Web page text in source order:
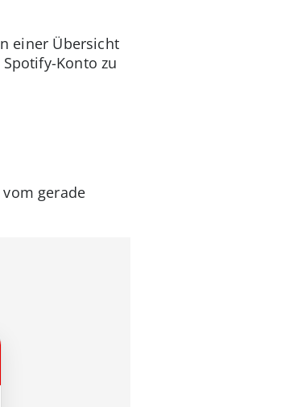
einer Übersicht
Konto zu
gerade